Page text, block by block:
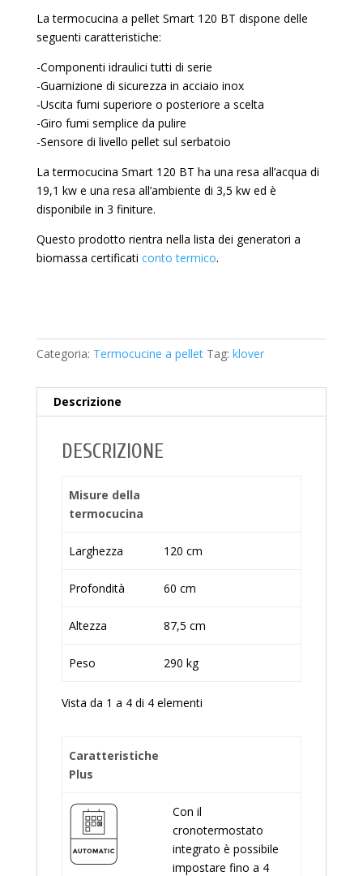
La termocucina a pellet Smart 120 BT dispone delle
seguenti caratteristiche:
-Componenti idraulici tutti di serie
-Guarnizione di sicurezza in acciaio inox
-Uscita fumi superiore o posteriore a scelta
-Giro fumi semplice da pulire
-Sensore di livello pellet sul serbatoio
La termocucina Smart 120 BT ha una resa all’acqua di
19,1 kw e una resa all’ambiente di 3,5 kw ed è
disponibile in 3 finiture.
Questo prodotto rientra nella lista dei generatori a
biomassa certificati conto termico.
Categoria: Termocucine a pellet Tag: klover
Descrizione
DESCRIZIONE
Misure della
termocucina
Larghezza 120 cm
Profondità 60 cm
Altezza 87,5 cm
Peso 290 kg
Vista da 1 a 4 di 4 elementi
Caratteristiche
Plus
Con il
cronotermostato
integrato è possibile
impostare fino a 4